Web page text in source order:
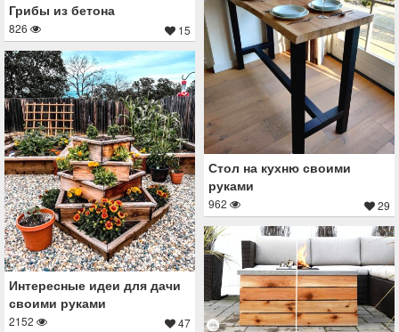
Грибы из бетона
826 15
Стол на кухню своими
руками
962 29
Интересные идеи для дачи
своими руками
2152 47